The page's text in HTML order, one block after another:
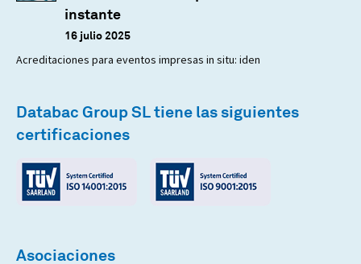
instante
16 julio 2025
Acreditaciones para eventos impresas in situ: iden
Databac Group SL tiene las siguientes
certificaciones
Asociaciones